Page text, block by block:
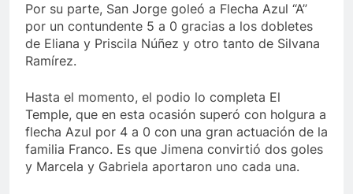
Por su parte, San Jorge goleó a Flecha Azul “A”
por un contundente 5 a 0 gracias a los dobletes
de Eliana y Priscila Núñez y otro tanto de Silvana
Ramírez.
Hasta el momento, el podio lo completa El
Temple, que en esta ocasión superó con holgura a
flecha Azul por 4 a 0 con una gran actuación de la
familia Franco. Es que Jimena convirtió dos goles
y Marcela y Gabriela aportaron uno cada una.